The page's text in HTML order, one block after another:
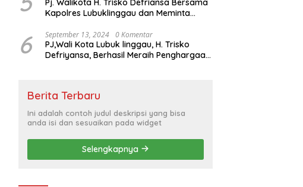
Pj. Walikota H. Trisko Defriansa Bersama
Kapolres Lubuklinggau dan Meminta
Hajatan Politik
6 September 13, 2024 0 Komentar
PJ,Wali Kota Lubuk linggau, H. Trisko
Defriyansa, Berhasil Meraih Penghargaan
Berita Terbaru
Ini adalah contoh judul deskripsi yang bisa
anda isi dan sesuaikan pada widget
Selengkapnya